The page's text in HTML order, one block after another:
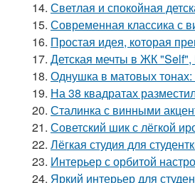
14. Светлая и спокойная
15. Современная классика с
16. Простая идея, которая
17. Детская мечты в ЖК "Self",
18. Однушка в матовых тонах:
19. На 38 квадратах
20. Сталинка с винными
21. Советский шик с лёгкой
22. Лёгкая студия для
23. Интерьер с орбитой
24. Яркий интерьер для